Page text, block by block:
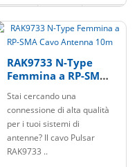
RAK9733 N-Type
Femmina a RP-SMA
Stai cercando una
connessione di alta qualità
per i tuoi sistemi di
antenne? Il cavo Pulsar
RAK9733 ..